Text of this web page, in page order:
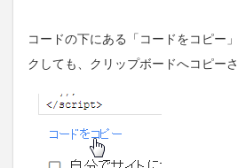
コードの下にある「コードをコピー
クしても、クリップボードへコピーさ